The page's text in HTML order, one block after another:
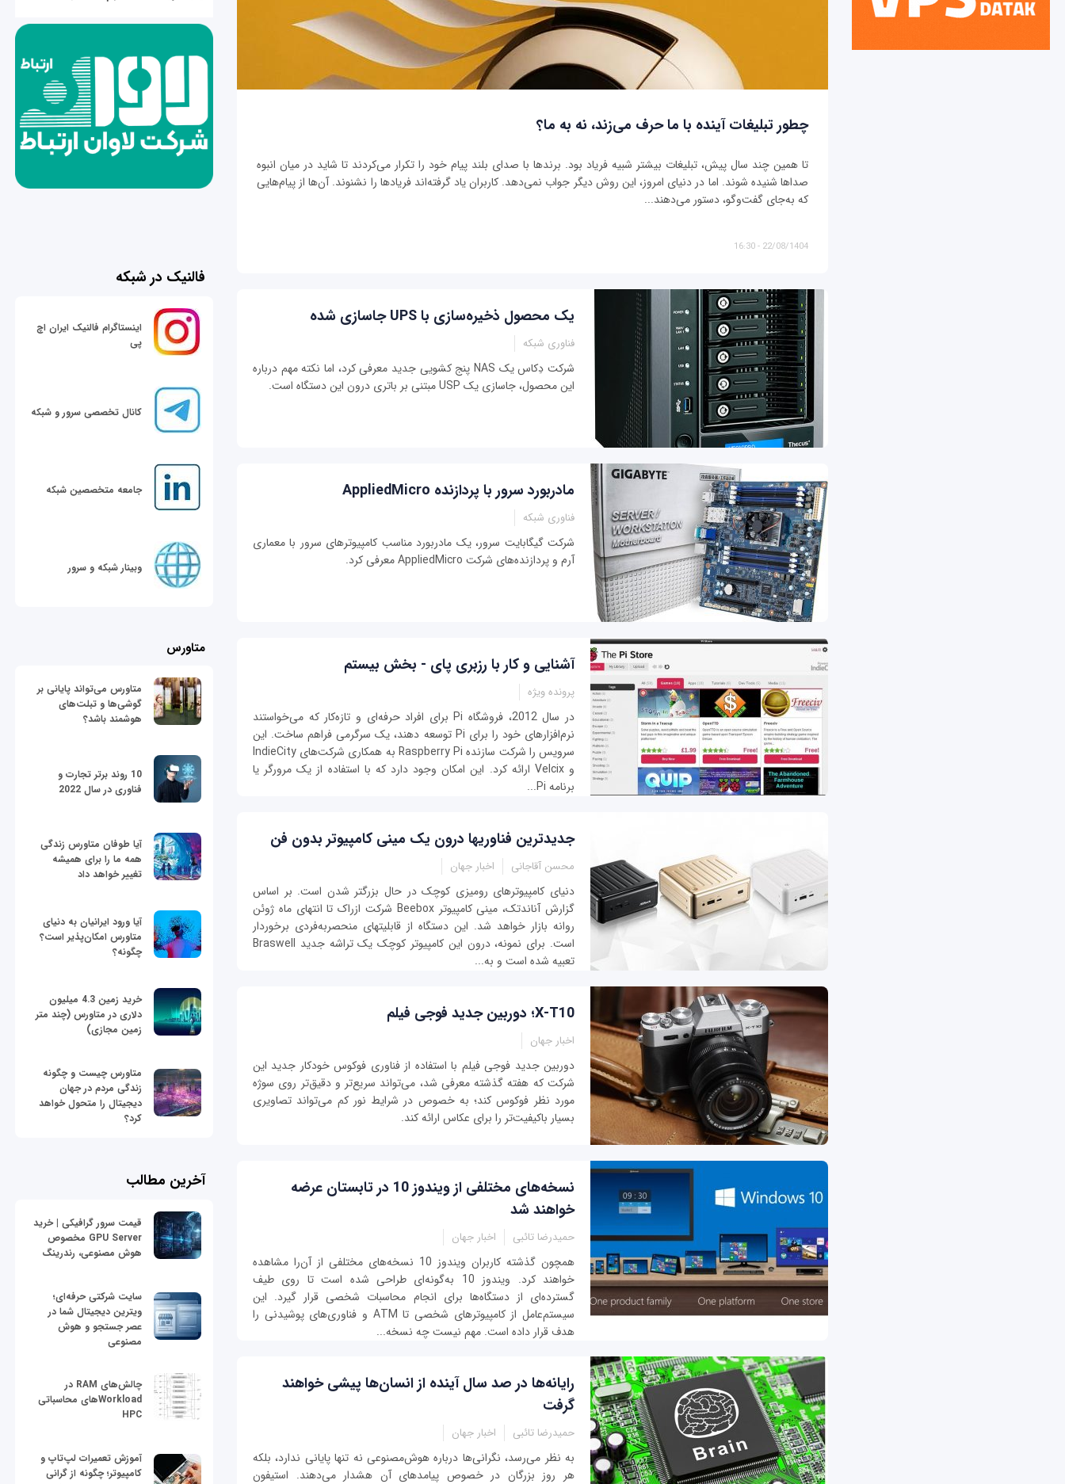
چطور تبلیغات آینده با ما حرف می‌زند، نه به ما؟
تا همین چند سال پیش، تبلیغات بیشتر شبیه فریاد بود. برندها با صدای بلند پیام خود را تکرار می‌کردند تا شاید در میان انبوه
صداها شنیده شوند. اما در دنیای امروز، این روش دیگر جواب نمی‌دهد. کاربران یاد گرفته‌اند فریادها را نشنوند. آن‌ها از پیام‌هایی
که به‌جای گفت‌وگو، دستور می‌دهند...
22/08/1404 - 16:30
یک محصول ذخیره‌سازی با UPS جاسازی ‌شده
فناوری شبکه
شرکت دِکاس یک NAS پنج کشویی جدید معرفی کرد، اما نکته مهم درباره
این محصول، جاسازی یک USP مبتنی بر باتری درون این دستگاه است.
مادربورد سرور با پردازنده AppliedMicro
فناوری شبکه
شرکت گیگابایت سرور، یک مادربورد مناسب کامپیوترهای سرور با معماری
آرم و پردازنده‌های شرکت AppliedMicro معرفی کرد.
آشنایی و کار با رزبری پای - بخش بیستم
پرونده ویژه
در سال 2012، فروشگاه Pi برای افراد حرفه‌ای و تازه‌کار که می‌خواستند
نرم‌افزارهای خود را برای Pi توسعه دهند، یک سرگرمی فراهم ساخت. این
سرویس را شرکت سازنده‌ Raspberry Pi به همکاری شرکت‌های IndieCity
و Velcix ارائه کرد. این امکان وجود دارد که با استفاده از یک مرورگر یا
برنامه Pi...
جدیدترین فناوری‎ها درون یک مینی کامپیوتر بدون فن
محسن آقاجانی اخبار جهان
دنیای کامپیوترهای رومیزی کوچک در حال بزرگ‎تر شدن است. بر اساس
گزارش آناندتک، مینی کامپیوتر Beebox شرکت ازراک تا انتهای ماه ژوئن
روانه بازار خواهد شد. این دستگاه از قابلیت‎های منحصربه‌فردی برخوردار
است. برای نمونه، درون این کامپیوتر کوچک یک تراشه جدید Braswell
تعبیه شده است و به...
X-T10؛ دوربین جدید فوجی فیلم
اخبار جهان
دوربین جدید فوجی فیلم با استفاده از فناوری فوکوس خودکار جدید این
شرکت که هفته گذشته معرفی شد، می‌تواند سریع‌تر و دقیق‌تر روی سوژه
مورد نظر فوکوس کند؛ به خصوص در شرایط نور کم می‌تواند تصاویری
بسیار باکیفیت‌تر را برای عکاس ارائه کند.
نسخه‌های مختلفی از ویندوز 10 در تابستان عرضه
خواهند شد
حمیدرضا تائبی اخبار جهان
همچون گذشته کاربران ویندوز 10 نسخه‌های مختلفی از آن‌را مشاهده
خواهند کرد. ویندوز 10 به‌گونه‌ای طراحی شده است تا روی طیف
گسترده‌ای از دستگاه‌ها برای انجام محاسبات شخصی قرار گیرد. این
سیستم‌عامل از کامپیوترهای شخصی تا ATM و فناوری‌های پوشیدنی را
هدف قرار داده است. مهم نیست چه نسخه...
رایانه‌ها در صد سال آینده از انسان‌ها پیشی خواهند
گرفت
حمیدرضا تائبی اخبار جهان
به نظر می‌رسد، نگرانی‌ها درباره هوش‌مصنوعی نه تنها پایانی ندارد، بلکه
هر روز بزرگان در خصوص پیامدهای آن هشدار می‌دهند. استیفون
فالنیک در شبکه
اینستاگرام فالنیک ایران اچ
پی
کانال تخصصی سرور و شبکه
جامعه متخصصین شبکه
وبینار شبکه و سرور
متاورس
متاورس می‌تواند پایانی بر
گوشی‌ها و تبلت‌های
هوشمند باشد؟
10 روند برتر تجارت و
فناوری در سال 2022
آیا طوفان متاورس زندگی
همه ما را برای همیشه
تغییر خواهد داد
آیا ورود ایرانیان به دنیای
متاورس امکان‌پذیر است؟
چگونه؟
خرید زمین 4.3 میلیون
دلاری در متاورس (چند متر
زمین مجازی)
متاورس چیست و چگونه
زندگی مردم در جهان
دیجیتال را متحول خواهد
کرد؟
آخرین مطالب
قیمت سرور گرافیکی | خرید
GPU Server مخصوص
هوش مصنوعی، رندرینگ
سایت شرکتی حرفه‌ای؛
ویترین دیجیتال شما در
عصر جستجو و هوش
مصنوعی
چالش‌های RAM در
Workloadهای محاسباتی
HPC
آموزش تعمیرات لپ‌تاپ و
کامپیوتر؛ چگونه از گرانی